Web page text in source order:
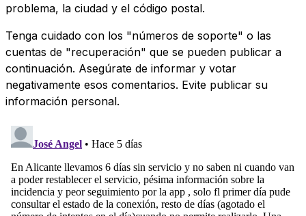
problema, la ciudad y el código postal.
Tenga cuidado con los "números de soporte" o las
cuentas de "recuperación" que se pueden publicar a
continuación. Asegúrate de informar y votar
negativamente esos comentarios. Evite publicar su
información personal.